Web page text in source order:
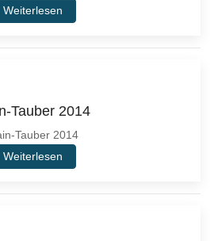
Weiterlesen
Tauber 2014
Tauber 2014
Weiterlesen